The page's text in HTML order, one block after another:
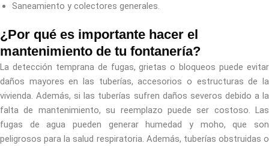
Saneamiento y colectores generales.
¿Por qué es importante hacer el
mantenimiento de tu fontanería?
La detección temprana de fugas, grietas o bloqueos puede evitar
daños mayores en las tuberías, accesorios o estructuras de la
vivienda. Además, si las tuberías sufren daños severos debido a la
falta de mantenimiento, su reemplazo puede ser costoso. Las
fugas de agua pueden generar humedad y moho, que son
peligrosos para la salud respiratoria. Además, tuberías obstruidas o